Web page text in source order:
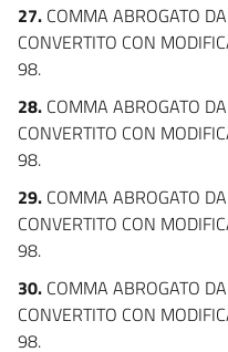
27. COMMA ABROGATO
CONVERTITO CON
98.
28. COMMA ABROGATO
CONVERTITO CON
98.
29. COMMA ABROGATO
CONVERTITO CON
98.
30. COMMA ABROGATO
CONVERTITO CON
98.